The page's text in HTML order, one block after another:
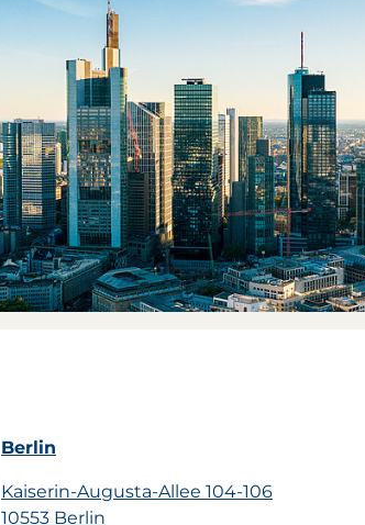
Berlin
Kaiserin-Augusta-Allee 104-106
10553 Berlin